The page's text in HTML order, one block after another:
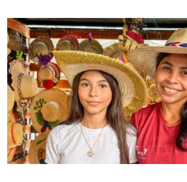
Contenido multimedia principal